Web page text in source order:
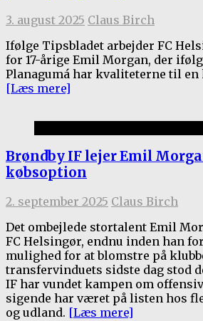
3. august 2025 Claus Birch
Ifølge Tipsbladet arbejder FC
for 17-årige Emil Morgan, der
Planagumá har kvaliteterne til
[Læs mere]
Brøndby IF lejer Emil
købsoption
2. september 2025 Claus Birch
Det ombejlede stortalent Emil
FC Helsingør, endnu inden han
mulighed for at blomstre på
transfervinduets sidste dag stod
IF har vundet kampen om
sigende har været på listen hos
og udland. [Læs mere]